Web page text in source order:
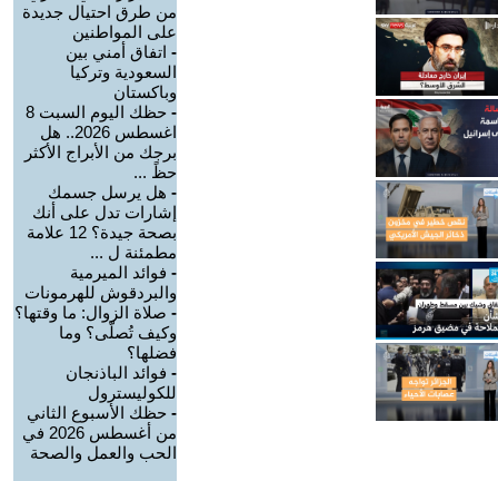
من طرق احتيال جديدة
على المواطنين
- اتفاق أمني بين
السعودية وتركيا
وباكستان
-
حظك اليوم السبت 8
اغسطس 2026.. هل
برجك من الأبراج الأكثر
حظً ...
- هل يرسل جسمك
إشارات تدل على أنك
بصحة جيدة؟ 12 علامة
مطمئنة ل ...
- فوائد الميرمية
والبردقوش للهرمونات
- صلاة الزوال: ما وقتها؟
وكيف تُصلّى؟ وما
فضلها؟
- فوائد الباذنجان
للكوليسترول
- حظك الأسبوع الثاني
من أغسطس 2026 في
الحب والعمل والصحة